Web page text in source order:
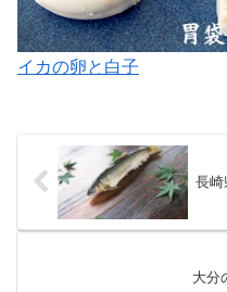
イカの卵と白子
長崎
大分